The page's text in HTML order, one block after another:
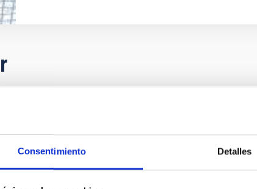
Consentimiento Detalles
histories on the inner dark matter
connection between star formation histories (SFHs) and
distribution of star formation influence the